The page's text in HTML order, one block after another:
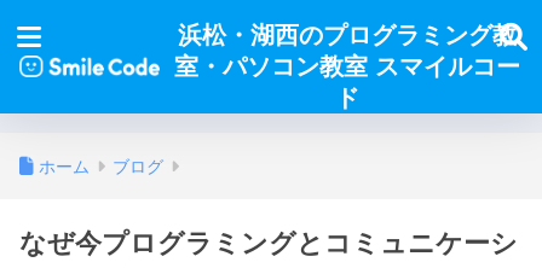
浜松・湖西のプログラミング教
室・パソコン教室 スマイルコー
ド
ホーム ブログ
なぜ今プログラミングとコミュニケーシ